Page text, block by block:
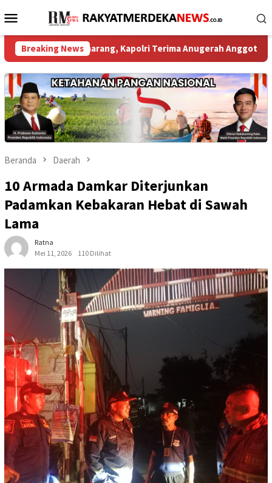
ke
Menu
Mobile
Breaking News
di Semarang, Kapolri Terima Anugerah Anggota Kehormatan
Beranda Daerah
10 Armada Damkar Diterjunkan
Padamkan Kebakaran Hebat di Sawah
Lama
Ratna
Mei 11, 2026
110 Dilihat